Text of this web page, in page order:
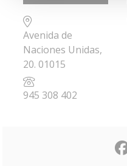
Avenida de
Naciones Unidas,
20. 01015
945 308 402